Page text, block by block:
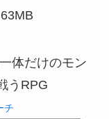
体だけのモン
うRPG
チ